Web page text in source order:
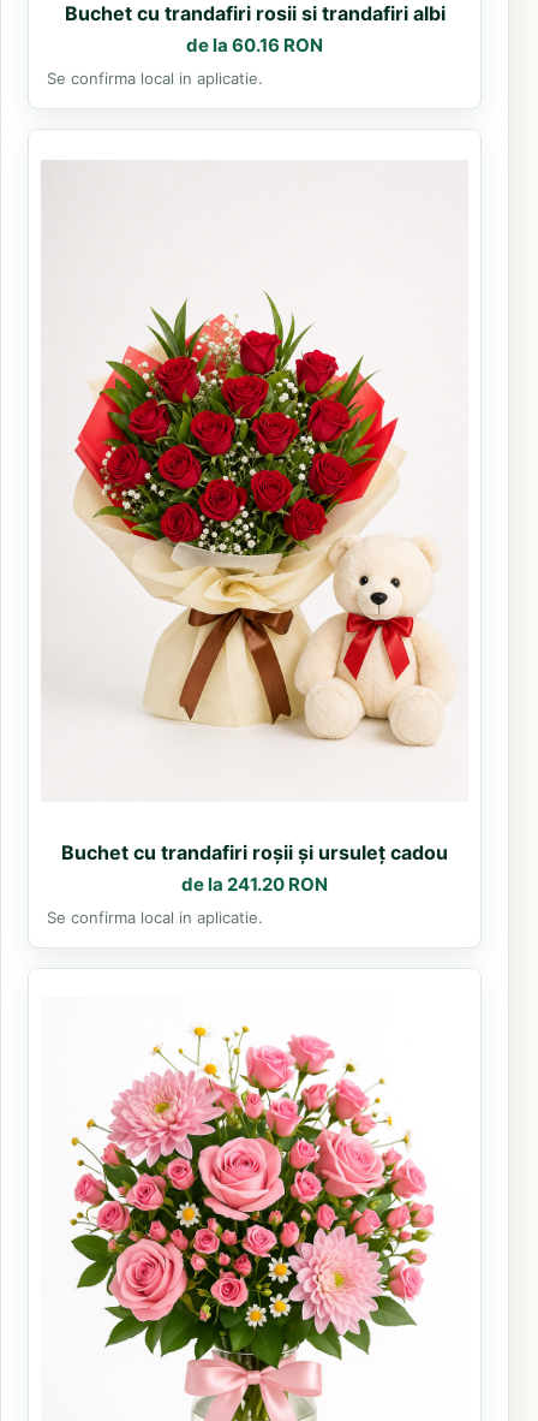
Buchet cu trandafiri rosii si trandafiri albi
de la 60.16 RON
Se confirma local in aplicatie.
Buchet cu trandafiri roșii și ursuleț cadou
de la 241.20 RON
Se confirma local in aplicatie.